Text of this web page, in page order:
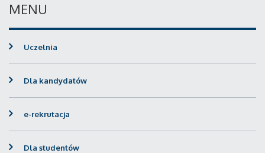
MENU
Uczelnia
Dla kandydatów
e-rekrutacja
Dla studentów